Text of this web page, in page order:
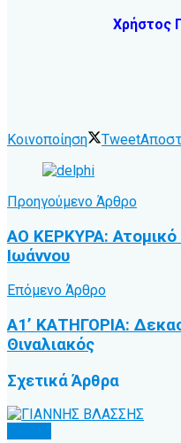
Χρήστος
Κοινοποίηση Tweet
Προηγούμενο Άρθρο
ΑΟ ΚΕΡΚΥΡΑ: Ατομικό
Ιωάννου
Επόμενο Άρθρο
Α1’ ΚΑΤΗΓΟΡΙΑ:
Θιναλιακός
ΣχετικάΆρθρα